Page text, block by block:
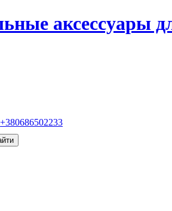
аксессуары
+380686502233